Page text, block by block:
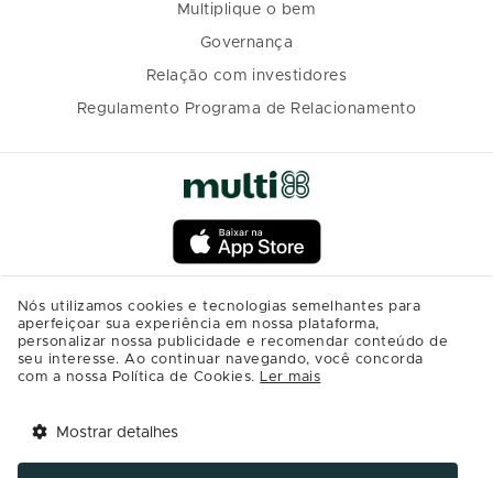
Multiplique o bem
Governança
Relação com investidores
Regulamento Programa de Relacionamento
Nós utilizamos cookies e tecnologias semelhantes para
aperfeiçoar sua experiência em nossa plataforma,
personalizar nossa publicidade e recomendar conteúdo de
seu interesse. Ao continuar navegando, você concorda
com a nossa Política de Cookies. Ler mais
Mostrar detalhes